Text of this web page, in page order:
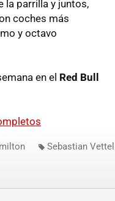
la parrilla y juntos,
coches más
y octavo
en el Red Bull
Sebastian Vettel